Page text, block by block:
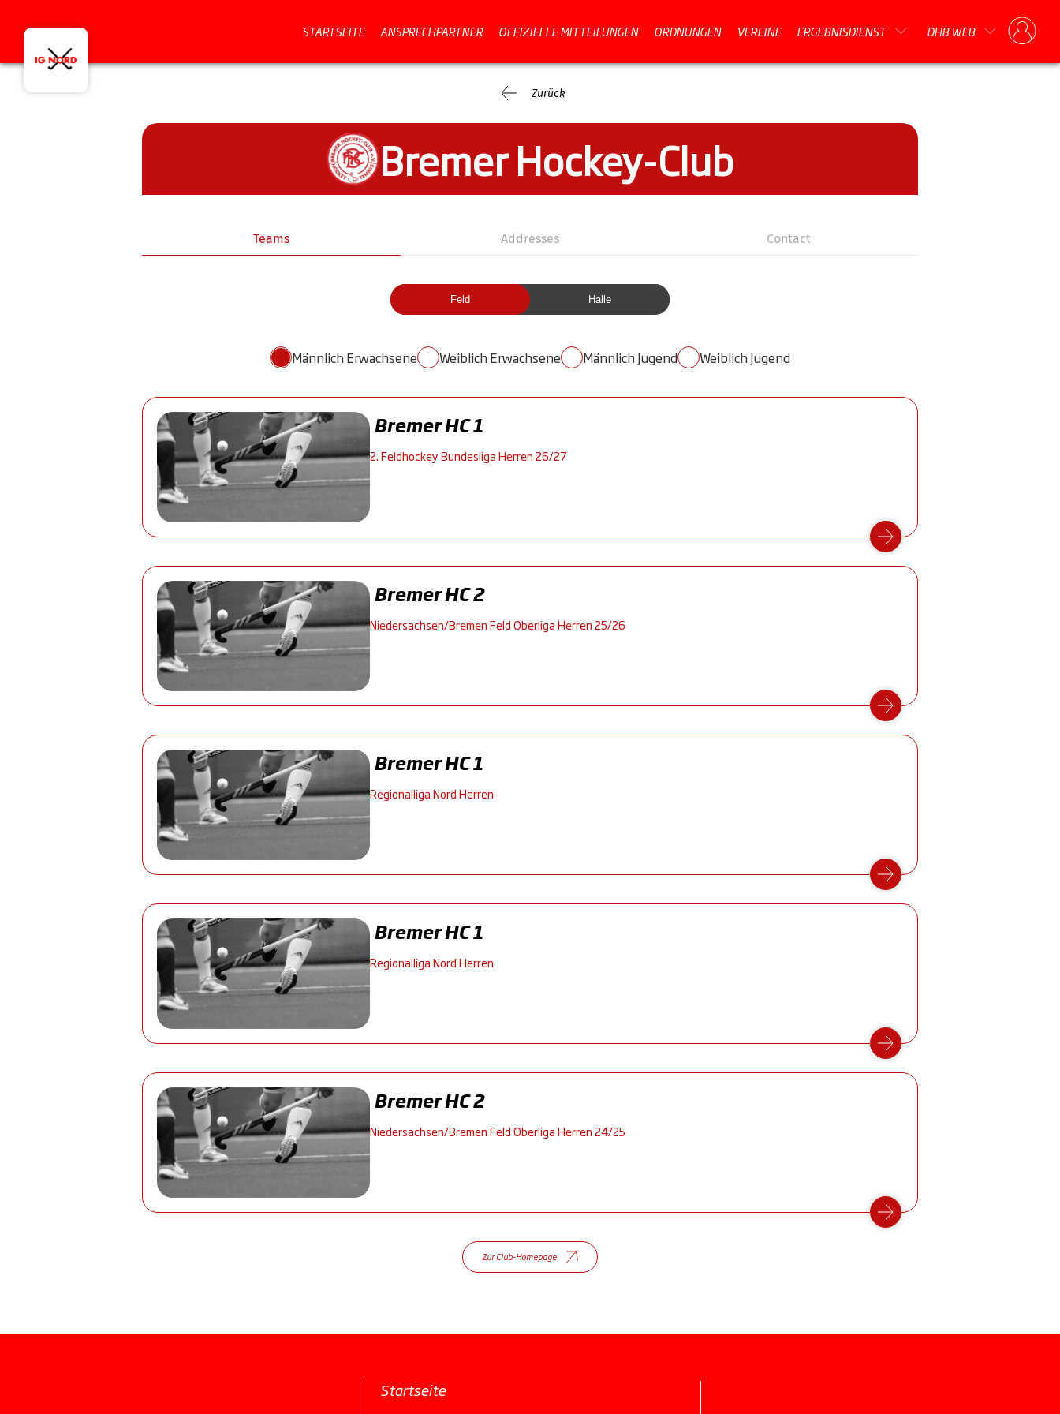
STARTSEITE ANSPRECHPARTNER OFFIZIELLE MITTEILUNGEN ORDNUNGEN VEREINE ERGEBNISDIENST DHB WEB
Zurück
Bremer Hockey-Club
Teams Addresses Contact
Feld Halle
Männlich Erwachsene Weiblich Erwachsene Männlich Jugend Weiblich Jugend
Bremer HC 1
2. Feldhockey Bundesliga Herren 26/27
Bremer HC 2
Niedersachsen/Bremen Feld Oberliga Herren 25/26
Bremer HC 1
Regionalliga Nord Herren
Bremer HC 1
Regionalliga Nord Herren
Bremer HC 2
Niedersachsen/Bremen Feld Oberliga Herren 24/25
Zur Club-Homepage
Startseite